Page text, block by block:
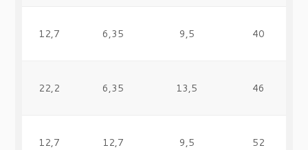
12,7 6,35 9,5 40
22,2 6,35 13,5 46
12,7 12,7 9,5 52